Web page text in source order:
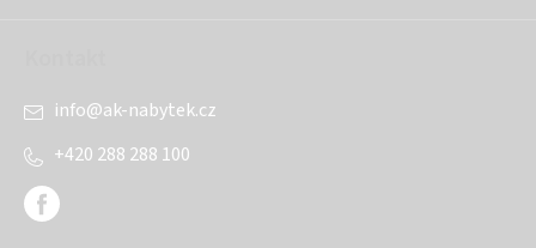
info@ak-nabytek.cz
+420 288 288 100